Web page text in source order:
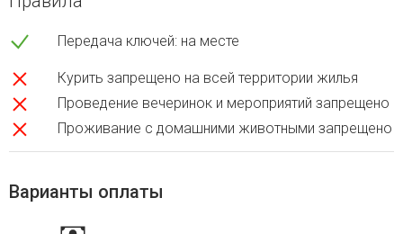
Передача ключей: на месте
Курить запрещено на всей территории жилья
Проведение вечеринок и мероприятий запрещено
Проживание с домашними животными запрещено
Варианты оплаты